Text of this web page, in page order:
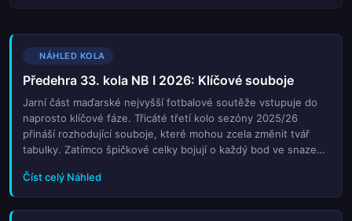
NÁHLED KOLA
Předehra 33. kola NB I 2026: Klíčové souboje
Jarní část maďarské nejvyšší fotbalové soutěže vstupuje do
naprosto klíčové fáze. Třicáté třetí kolo sezóny 2025/26
přináší rozhodující souboje, které mohou zcela změnit tvář
tabulky. Zatímco špičkové celky bojují o každý bod ve snaze
příčkách se hroutí naděje některých mužstev a jiné zase
zázračně táhnou za kratší konec řetězce. Tato předzápasová
analýza se zaměřuje na nejdůležitější páry kola, kde jsou
Číst celý Náhled